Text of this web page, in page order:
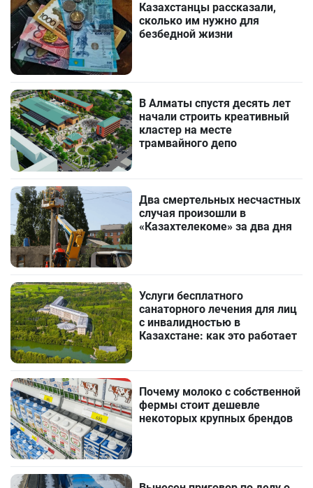
Казахстанцы рассказали,
сколько им нужно для
безбедной жизни
В Алматы спустя десять лет
начали строить креативный
кластер на месте
трамвайного депо
Два смертельных несчастных
случая произошли в
«Казахтелекоме» за два дня
Услуги бесплатного
санаторного лечения для лиц
с инвалидностью в
Казахстане: как это работает
Почему молоко с собственной
фермы стоит дешевле
некоторых крупных брендов